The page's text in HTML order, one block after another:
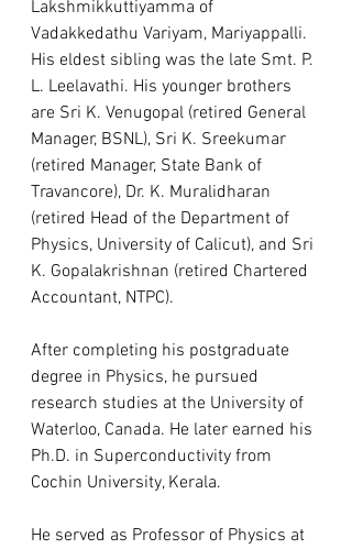
Lakshmikkuttiyamma of
Vadakkedathu Variyam, Mariyappalli.
His eldest sibling was the late Smt. P.
L. Leelavathi. His younger brothers
are Sri K. Venugopal (retired General
Manager, BSNL), Sri K. Sreekumar
(retired Manager, State Bank of
Travancore), Dr. K. Muralidharan
(retired Head of the Department of
Physics, University of Calicut), and Sri
K. Gopalakrishnan (retired Chartered
Accountant, NTPC).
After completing his postgraduate
degree in Physics, he pursued
research studies at the University of
Waterloo, Canada. He later earned his
Ph.D. in Superconductivity from
Cochin University, Kerala.
He served as Professor of Physics at